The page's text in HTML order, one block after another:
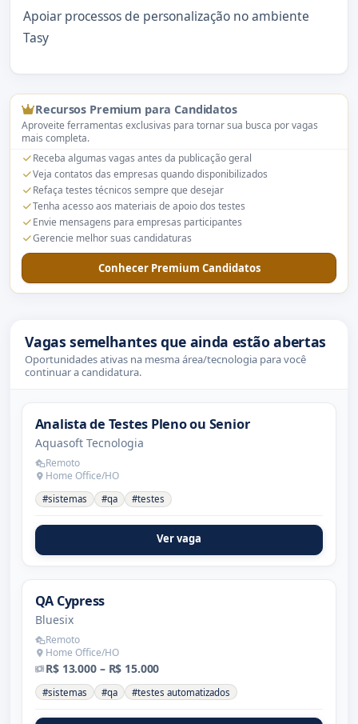
Apoiar processos de personalização no ambiente
Tasy
Recursos Premium para Candidatos
Aproveite ferramentas exclusivas para tornar sua busca por vagas
mais completa.
Receba algumas vagas antes da publicação geral
Veja contatos das empresas quando disponibilizados
Refaça testes técnicos sempre que desejar
Tenha acesso aos materiais de apoio dos testes
Envie mensagens para empresas participantes
Gerencie melhor suas candidaturas
Conhecer Premium Candidatos
Vagas semelhantes que ainda estão abertas
Oportunidades ativas na mesma área/tecnologia para você
continuar a candidatura.
Analista de Testes Pleno ou Senior
Aquasoft Tecnologia
Remoto
Home Office/HO
#sistemas #qa #testes
Ver vaga
QA Cypress
Bluesix
Remoto
Home Office/HO
R$ 13.000 – R$ 15.000
#sistemas #qa #testes automatizados